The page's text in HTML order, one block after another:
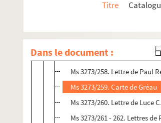
Titre
Dans le document :
Ms 3273/252. Lettre de Paul
Ms 3273/255 - 256. Lettres de
Ms 3273/257. Lettre de
Ms 3273/258. Lettre de Paul
Ms 3273/259. Carte de Gréau
Ms 3273/260. Lettre de Luce
Ms 3273/261 - 262. Lettres de